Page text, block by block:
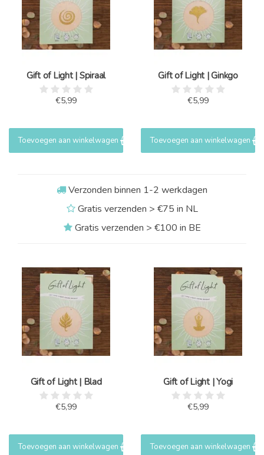
Gift of Light | Spiraal
€5,99
Toevoegen aan winkelwagen
Gift of Light | Ginkgo
€5,99
Toevoegen aan winkelwagen
Verzonden binnen 1-2 werkdagen
Gratis verzenden > €75 in NL
Gratis verzenden > €100 in BE
Gift of Light | Blad
€5,99
Toevoegen aan winkelwagen
Gift of Light | Yogi
€5,99
Toevoegen aan winkelwagen